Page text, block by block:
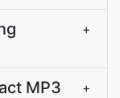
+
MP3
+